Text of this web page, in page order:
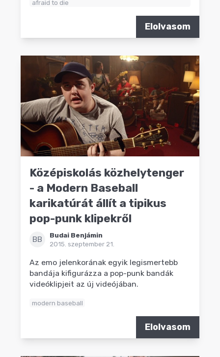
afraid to die
Elolvasom
Középiskolás közhelytenger
- a Modern Baseball
karikatúrát állít a tipikus
pop-punk klipekről
BB
Budai Benjámin
2015. szeptember 21.
Az emo jelenkorának egyik legismertebb
bandája kifigurázza a pop-punk bandák
videóklipjeit az új videójában.
modern baseball
Elolvasom